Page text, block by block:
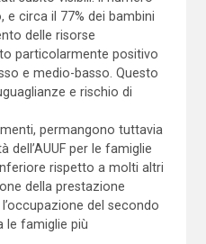
e circa il 77% dei bambini
delle risorse
particolarmente positivo
e medio-basso. Questo
e rischio di
permangono tuttavia
dell’AUUF per le famiglie
rispetto a molti altri
della prestazione
del secondo
le famiglie più